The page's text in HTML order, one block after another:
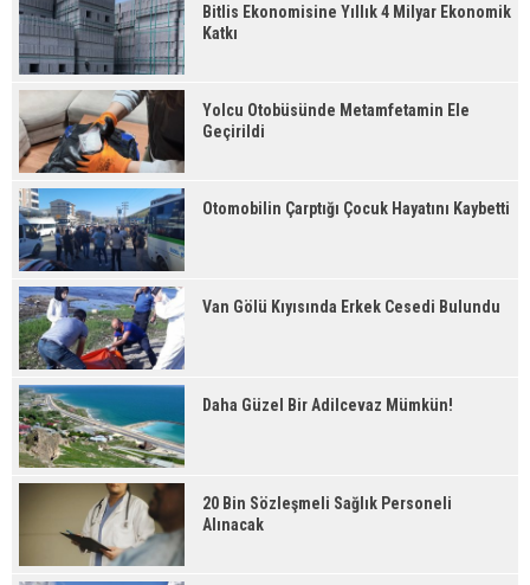
Bitlis Ekonomisine Yıllık 4 Milyar Ekonomik
Katkı
Yolcu Otobüsünde Metamfetamin Ele
Geçirildi
Otomobilin Çarptığı Çocuk Hayatını Kaybetti
Van Gölü Kıyısında Erkek Cesedi Bulundu
Daha Güzel Bir Adilcevaz Mümkün!
20 Bin Sözleşmeli Sağlık Personeli
Alınacak